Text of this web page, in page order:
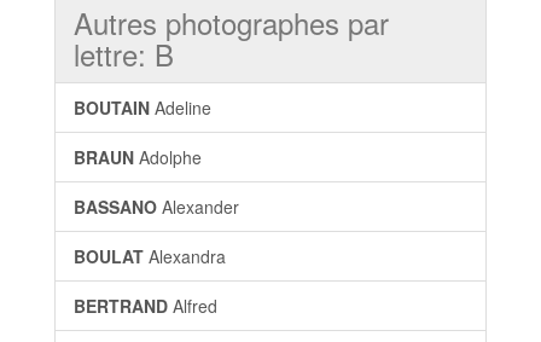
Autres photographes par
lettre: B
BOUTAIN Adeline
BRAUN Adolphe
BASSANO Alexander
BOULAT Alexandra
BERTRAND Alfred